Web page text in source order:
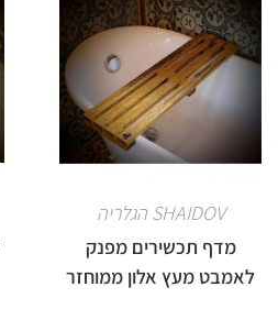
SHAIDOV הגלריה
מדף תכשירים מפנק
לאמבט מעץ אלון ממוחזר